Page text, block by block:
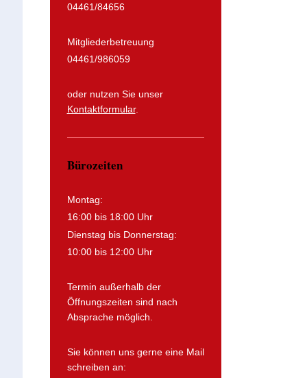
04461/84656
Mitgliederbetreuung
04461/986059
oder nutzen Sie unser
Kontaktformular.
Bürozeiten
Montag:
16:00 bis 18:00 Uhr
Dienstag bis Donnerstag:
10:00 bis 12:00 Uhr
Termin außerhalb der
Öffnungszeiten sind nach
Absprache möglich.
Sie können uns gerne eine Mail
schreiben an: